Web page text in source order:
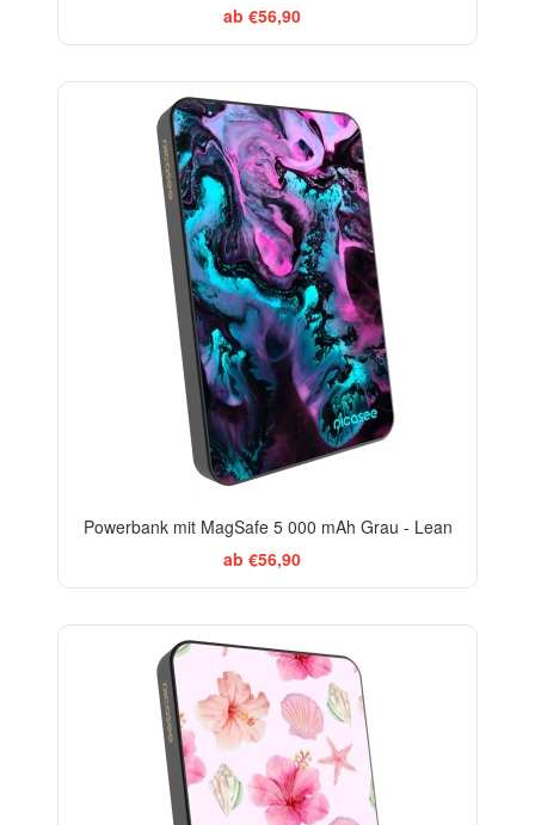
ab €56,90
Powerbank mit MagSafe 5 000 mAh Grau - Lean
ab €56,90